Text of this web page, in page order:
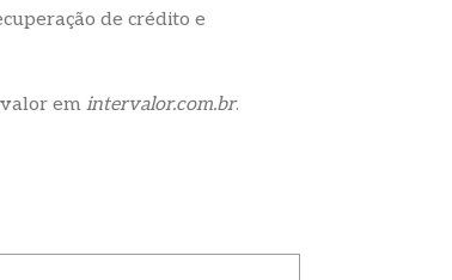
de crédito e
em intervalor.com.br.